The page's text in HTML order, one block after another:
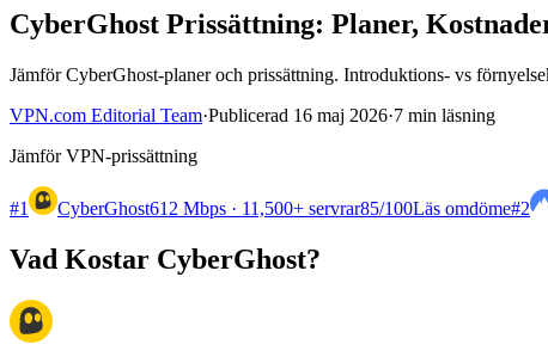
CyberGhost Prissättning: Planer,
Jämför CyberGhost-planer och prissättning. Introduktions- vs
VPN.com Editorial Team·Publicerad 16 maj 2026·7 min läsning
Jämför VPN-prissättning
#1 CyberGhost612 Mbps · 11,500+ servrar85/100Läs omdöme#2
Vad Kostar CyberGhost?